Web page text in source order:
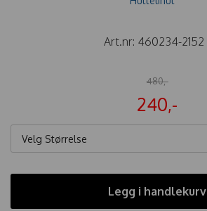
Art.nr: 460234-2152
480,-
240,-
Velg Størrelse
Legg i handlekurv